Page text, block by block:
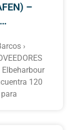
–
›
Elbeharbour
120